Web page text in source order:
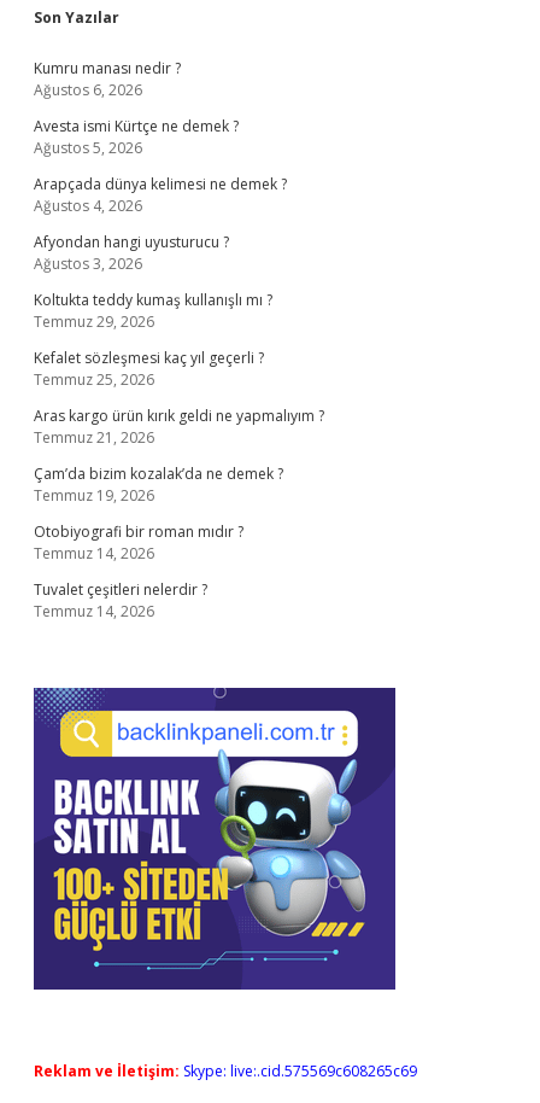
Sidebar
Son Yazılar
Kumru manası nedir ?
Ağustos 6, 2026
Avesta ismi Kürtçe ne demek ?
Ağustos 5, 2026
Arapçada dünya kelimesi ne demek ?
Ağustos 4, 2026
Afyondan hangi uyusturucu ?
Ağustos 3, 2026
Koltukta teddy kumaş kullanışlı mı ?
Temmuz 29, 2026
Kefalet sözleşmesi kaç yıl geçerli ?
Temmuz 25, 2026
Aras kargo ürün kırık geldi ne yapmalıyım ?
Temmuz 21, 2026
Çam’da bizim kozalak’da ne demek ?
Temmuz 19, 2026
Otobiyografi bir roman mıdır ?
Temmuz 14, 2026
Tuvalet çeşitleri nelerdir ?
Temmuz 14, 2026
Reklam ve İletişim: Skype: live:.cid.575569c608265c69